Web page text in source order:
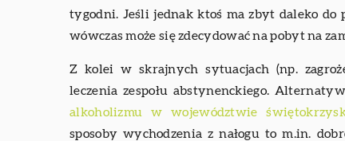
tygodni. Jeśli jednak ktoś ma zbyt daleko
wówczas może się zdecydować na pobyt na
Z kolei w skrajnych sytuacjach (np.
leczenia zespołu abstynenckiego.
alkoholizmu w województwie
sposoby wychodzenia z nałogu to m.in.